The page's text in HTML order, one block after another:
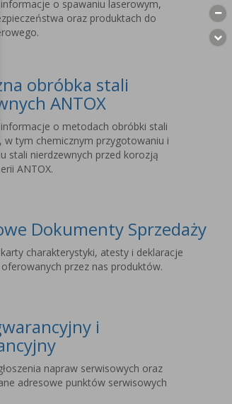
informacje o spawaniu laserowym,
oraz produktach do
obróbka stali
ANTOX
informacje o metodach obróbki stali
w tym chemicznym przygotowaniu i
stali nierdzewnych przed korozją
ANTOX.
Dokumenty Sprzedaży
charakterystyki, atesty i deklaracje
przez nas produktów.
i
napraw serwisowych oraz
adresowe punktów serwisowych